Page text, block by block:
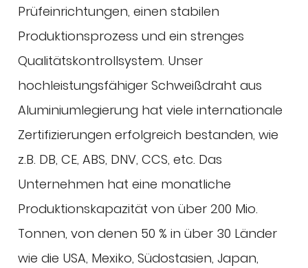
Prüfeinrichtungen, einen stabilen
Produktionsprozess und ein strenges
Qualitätskontrollsystem. Unser
hochleistungsfähiger Schweißdraht aus
Aluminiumlegierung hat viele internationale
Zertifizierungen erfolgreich bestanden, wie
z.B. DB, CE, ABS, DNV, CCS, etc. Das
Unternehmen hat eine monatliche
Produktionskapazität von über 200 Mio.
Tonnen, von denen 50 % in über 30 Länder
wie die USA, Mexiko, Südostasien, Japan,